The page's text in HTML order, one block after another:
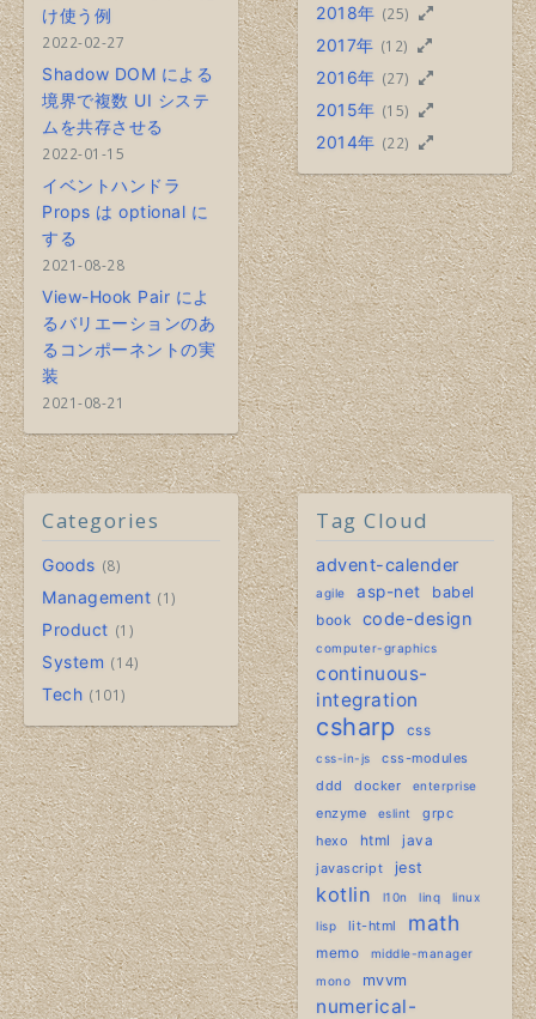
け使う例
2022-02-27
Shadow DOM による
境界で複数 UI システ
ムを共存させる
2022-01-15
イベントハンドラ
Props は optional に
する
2021-08-28
View-Hook Pair によ
るバリエーションのあ
るコンポーネントの実
装
2021-08-21
2018年 (25)
2017年 (12)
2016年 (27)
2015年 (15)
2014年 (22)
Categories
Goods 8
Management 1
Product 1
System 14
Tech 101
Tag Cloud
advent-calender
agile asp-net babel
book code-design
computer-graphics
continuous-
integration
csharp css
css-in-js
css-modules
ddd
docker enterprise
enzyme eslint
grpc
hexo
html
java
javascript
jest
kotlin l10n linq
linux
lisp
lit-html math
memo
middle-manager
mono
mvvm
numerical-